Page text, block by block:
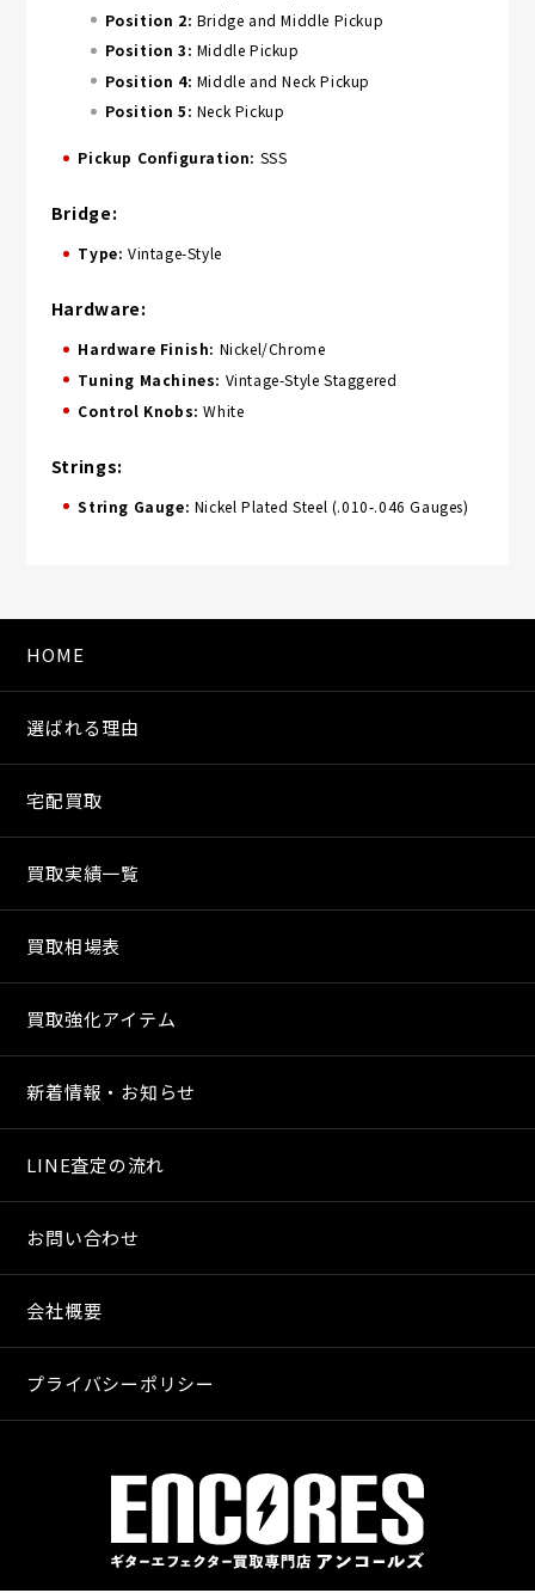
Position 2: Bridge and Middle Pickup
Position 3: Middle Pickup
Position 4: Middle and Neck Pickup
Position 5: Neck Pickup
Pickup Configuration: SSS
Bridge:
Type: Vintage-Style
Hardware:
Hardware Finish: Nickel/Chrome
Tuning Machines: Vintage-Style Staggered
Control Knobs: White
Strings:
String Gauge: Nickel Plated Steel (.010-.046 Gauges)
HOME
選ばれる理由
宅配買取
買取実績一覧
買取相場表
買取強化アイテム
新着情報・お知らせ
LINE査定の流れ
お問い合わせ
会社概要
プライバシーポリシー